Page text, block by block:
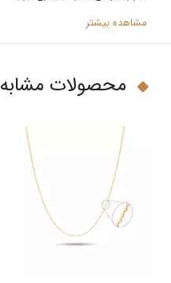
مشاهده بیشتر
محصولات مشابه